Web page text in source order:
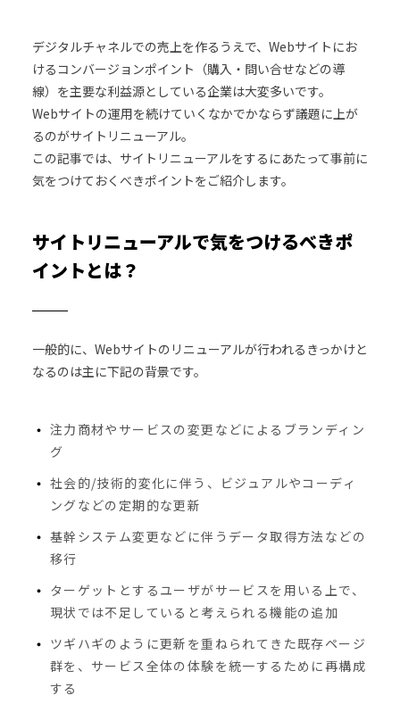
デジタルチャネルでの売上を作るうえで、Webサイトにお
けるコンバージョンポイント（購入・問い合せなどの導
線）を主要な利益源としている企業は大変多いです。
Webサイトの運用を続けていくなかでかならず議題に上が
るのがサイトリニューアル。
この記事では、サイトリニューアルをするにあたって事前に
気をつけておくべきポイントをご紹介します。
サイトリニューアルで気をつけるべきポ
イントとは？
一般的に、Webサイトのリニューアルが行われるきっかけと
なるのは主に下記の背景です。
注力商材やサービスの変更などによるブランディン
グ
社会的/技術的変化に伴う、ビジュアルやコーディ
ングなどの定期的な更新
基幹システム変更などに伴うデータ取得方法などの
移行
ターゲットとするユーザがサービスを用いる上で、
現状では不足していると考えられる機能の追加
ツギハギのように更新を重ねられてきた既存ページ
群を、サービス全体の体験を統一するために再構成
する